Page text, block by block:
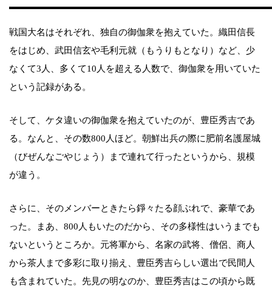
戦国大名はそれぞれ、独自の御伽衆を抱えていた。織田信長
をはじめ、武田信玄や毛利元就（もうりもとなり）など、少
なくて3人、多くて10人を超える人数で、御伽衆を用いていた
という記録がある。
そして、ケタ違いの御伽衆を抱えていたのが、豊臣秀吉であ
る。なんと、その数800人ほど。朝鮮出兵の際に肥前名護屋城
（びぜんなごやじょう）まで連れて行ったというから、規模
が違う。
さらに、そのメンバーときたら錚々たる顔ぶれで、豪華であ
った。まあ、800人もいたのだから、その多様性はいうまでも
ないというところか。元将軍から、名家の武将、僧侶、商人
から茶人まで多彩に取り揃え、豊臣秀吉らしい選出で民間人
も含まれていた。先見の明なのか、豊臣秀吉はこの頃から既